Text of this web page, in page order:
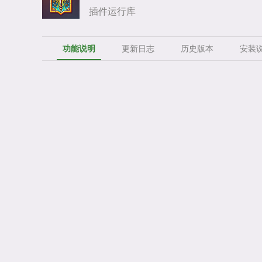
插件运行库
功能说明 更新日志 历史版本 安装